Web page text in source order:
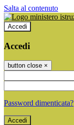
Salta al contenuto
Accedi
Accedi
button close ×
Password dimenticata?